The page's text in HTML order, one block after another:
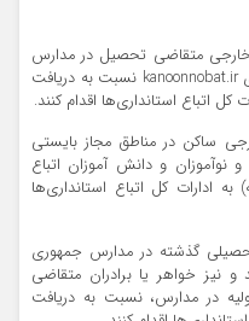
خارجی متقاضی تحصیل در مدارس
جمهوری اسلامی ایران با مراجعه به تارنمای kanoonnobat.ir نسبت به دریافت
کل اتباع استانداری‌ها اقدام کنند.
ساکن در مناطق مجاز بایستی
نوآموزان و دانش آموزان اتباع
ادارات کل اتباع استانداری‌ها
گذشته در مدارس جمهوری
نیز خواهر یا برادران متقاضی
در مدارس، نسبت به دریافت